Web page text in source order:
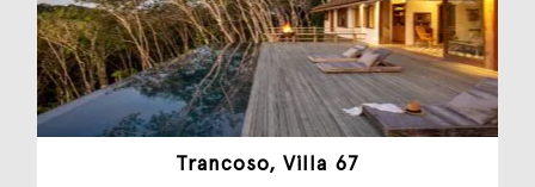
Trancoso, Villa 67